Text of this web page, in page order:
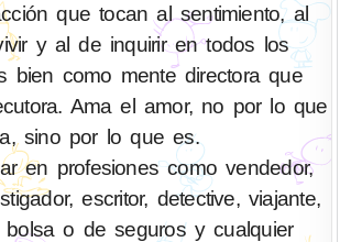
que tocan al sentimiento, al
y al de inquirir en todos los
bien como mente directora que
Ama el amor, no por lo que
sino por lo que es.
en profesiones como vendedor,
escritor, detective, viajante,
bolsa o de seguros y cualquier